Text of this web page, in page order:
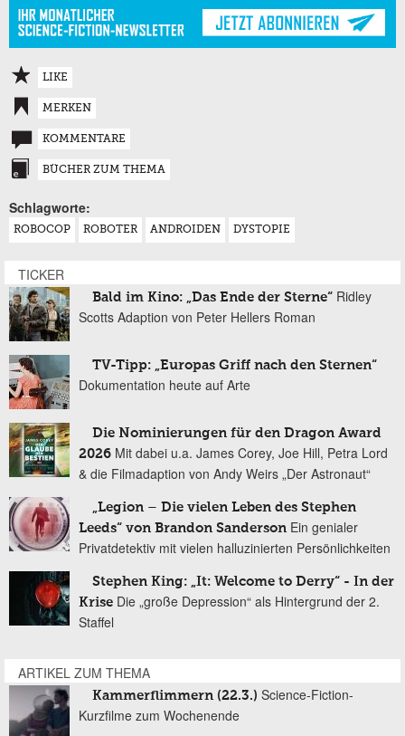
LIKE
MERKEN
KOMMENTARE
BÜCHER ZUM THEMA
Schlagworte:
ROBOCOP ROBOTER ANDROIDEN DYSTOPIE
TICKER
Bald im Kino: „Das Ende der Sterne“ Ridley
Scotts Adaption von Peter Hellers Roman
TV-Tipp: „Europas Griff nach den Sternen“
Dokumentation heute auf Arte
Die Nominierungen für den Dragon Award
2026 Mit dabei u.a. James Corey, Joe Hill, Petra Lord
& die Filmadaption von Andy Weirs „Der Astronaut“
„Legion – Die vielen Leben des Stephen
Leeds“ von Brandon Sanderson Ein genialer
Privatdetektiv mit vielen halluzinierten Persönlichkeiten
Stephen King: „It: Welcome to Derry“ - In der
Krise Die „große Depression“ als Hintergrund der 2.
Staffel
ARTIKEL ZUM THEMA
Kammerflimmern (22.3.) Science-Fiction-
Kurzfilme zum Wochenende